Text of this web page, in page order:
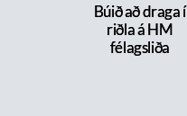
Búið að draga í
riðla á HM
félagsliða